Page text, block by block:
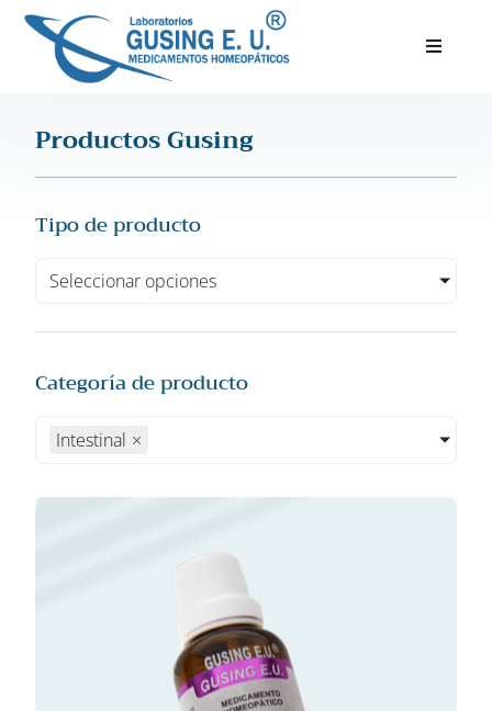
Blog
Productos Gusing
Tipo de producto
Seleccionar opciones
Categoría de producto
Intestinal ×